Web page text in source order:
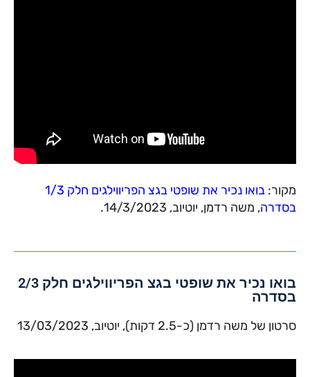
מקור:
בואו נכיר את שופטי בגצ הפריווילגים חלק 1/3
בסדרה, משה רדמן, יוטיוב, 14/3/2023.
בואו נכיר את שופטי בגצ הפריווילגים חלק 2/3
בסדרה
סרטון של משה רדמן (כ-2.5 דקות), יוטיוב, 13/03/2023